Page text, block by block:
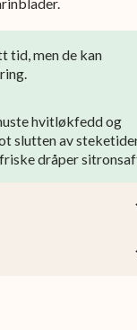
tid, men de kan
hvitløkfedd og
slutten av
dråper